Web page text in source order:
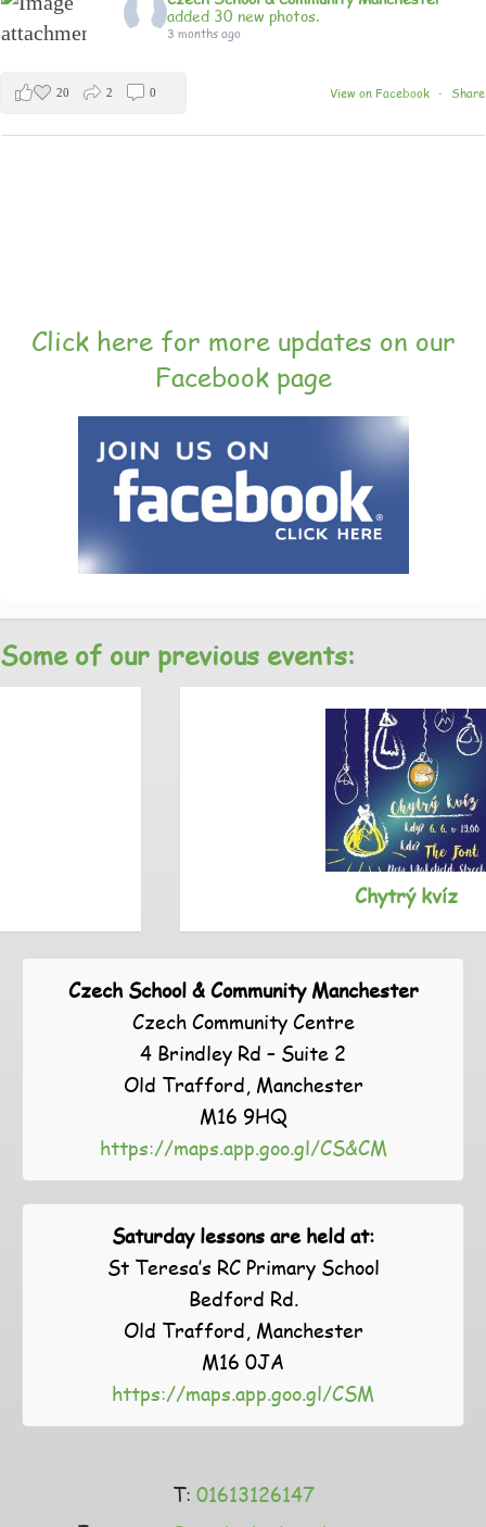
added 30 new photos.
3 months ago
View on Facebook · Share
20 2 0
Click here for more updates on our
Facebook page
Some of our previous events:
Czech School & Community Manchester
Czech Community Centre
4 Brindley Rd – Suite 2
Old Trafford, Manchester
M16 9HQ
https://maps.app.goo.gl/CS&CM
Saturday lessons are held at:
St Teresa’s RC Primary School
Bedford Rd.
Old Trafford, Manchester
M16 0JA
https://maps.app.goo.gl/CSM
T: 01613126147